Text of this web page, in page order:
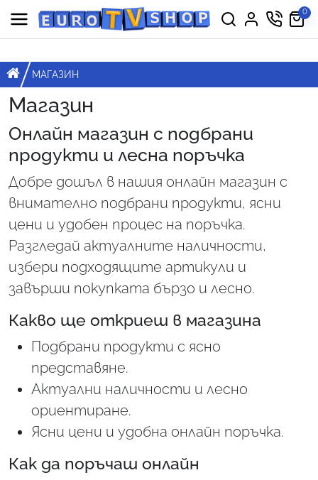
Премини към съдържанието
Горна навигация
0
НАЧАЛО
МАГАЗИН
Магазин
Онлайн магазин с подбрани
продукти и лесна поръчка
Добре дошъл в нашия онлайн магазин с
внимателно подбрани продукти, ясни
цени и удобен процес на поръчка.
Разгледай актуалните наличности,
избери подходящите артикули и
завърши покупката бързо и лесно.
Какво ще откриеш в магазина
Подбрани продукти с ясно
представяне.
Актуални наличности и лесно
ориентиране.
Ясни цени и удобна онлайн поръчка.
Как да поръчаш онлайн